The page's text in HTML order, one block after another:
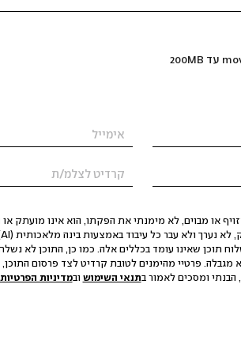
או מבוים, לא מימנתי את הפקתו, הוא אינו מועתק או
תוכן שאינו עומד בכללים אלה. כמו כן, התוכן לא
מגבלה. פרטיי מהימנים לטובת קרדיט לצד פרסום
הבנתי ומסכים לאמור בתנאי השימוש ובמדיניות הפרטיות